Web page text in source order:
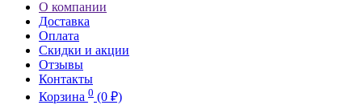
О компании
Доставка
Оплата
Скидки и акции
Отзывы
Контакты
Корзина 0 (0 ₽)